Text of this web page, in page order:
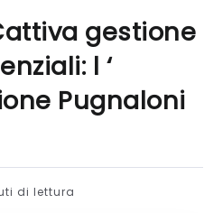
gestione
l ‘
Pugnaloni
di lettura